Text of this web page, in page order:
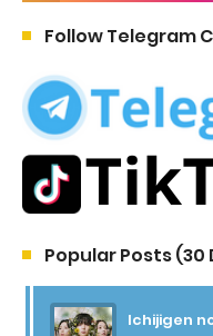
Follow Telegram
Popular Posts (30